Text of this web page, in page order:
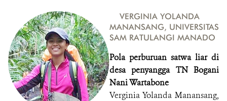
VERGINIA YOLANDA
MANANSANG, UNIVERSITAS
SAM RATULANGI MANADO
Pola perburuan satwa liar di
desa penyangga TN Bogani
Nani Wartabone
Verginia Yolanda Manansang,